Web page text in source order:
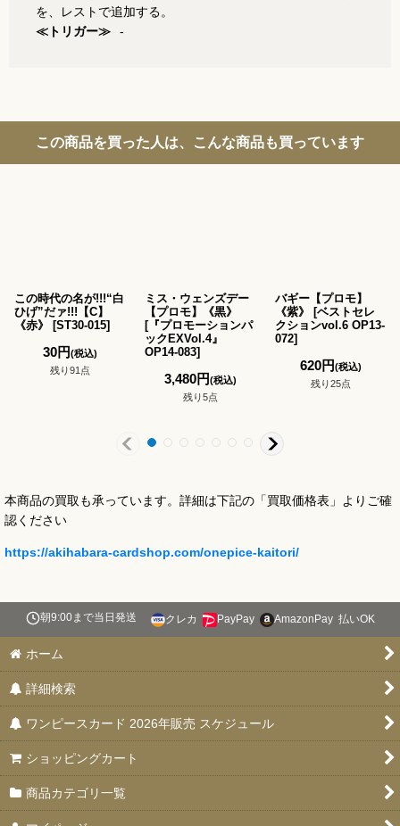
を、レストで追加する。
≪トリガー≫
-
この商品を買った人は、こんな商品も買っています
この時代の名が!!!“白
ひげ”だァ!!!【C】
《赤》
[ST30-015]
30円(税込)
残り91点
ミス・ウェンズデー
【プロモ】《黒》
[『プロモーションパ
ックEXVol.4』
OP14-083]
3,480円(税込)
残り5点
バギー【プロモ】
《紫》
[ベストセレ
クションvol.6 OP13-
072]
620円(税込)
残り25点
本商品の買取も承っています。詳細は下記の「買取価格表」よりご確
認ください
https://akihabara-cardshop.com/onepice-kaitori/
朝9:00まで当日発送 クレカ PayPay AmazonPay 払いOK
ホーム
詳細検索
ワンピースカード 2026年販売 スケジュール
ショッピングカート
商品カテゴリ一覧